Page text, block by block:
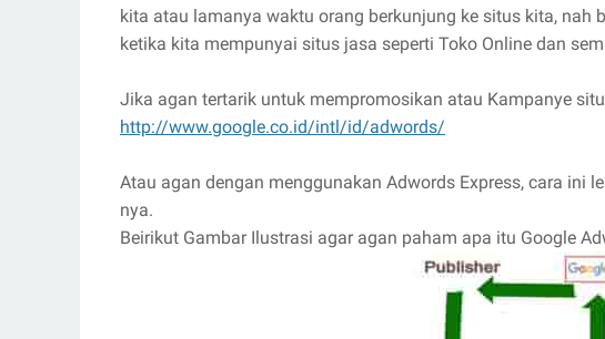
kita atau lamanya waktu orang berkunjung ke situs kita, nah
ketika kita mempunyai situs jasa seperti Toko Online dan
Jika agan tertarik untuk mempromosikan atau Kampanye
http://www.google.co.id/intl/id/adwords/
Atau agan dengan menggunakan Adwords Express, cara ini
nya.
Beirikut Gambar Ilustrasi agar agan paham apa itu Google